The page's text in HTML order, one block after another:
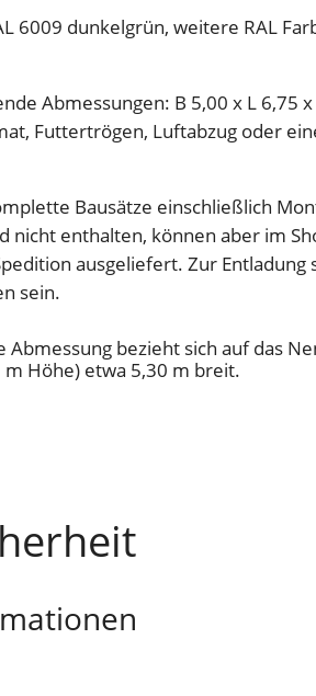
6009 dunkelgrün, weitere RAL
Abmessungen: B 5,00 x L 6,75
Futtertrögen, Luftabzug oder
Bausätze einschließlich
nicht enthalten, können aber im
ausgeliefert. Zur
sein.
Abmessung bezieht sich auf das
Höhe) etwa 5,30 m breit.